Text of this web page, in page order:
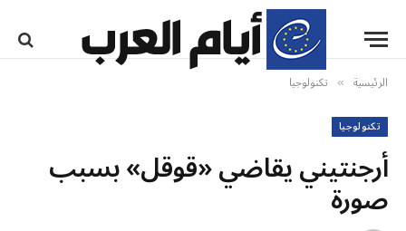
الرئيسية » تكنولوجيا
تكنولوجيا
أرجنتيني يقاضي «قوقل» بسبب
صورة